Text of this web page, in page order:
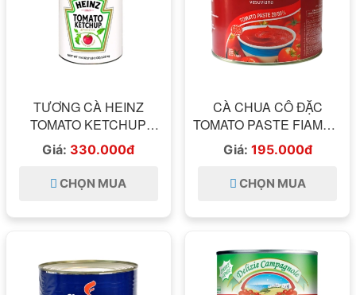
TƯƠNG CÀ HEINZ
TOMATO KETCHUP
HEINZ 3,3KG
Giá: 330.000đ
CHỌN MUA
CÀ CHUA CÔ ĐẶC
TOMATO PASTE FIAMMA
2,2KG ITALIA
Giá: 195.000đ
CHỌN MUA